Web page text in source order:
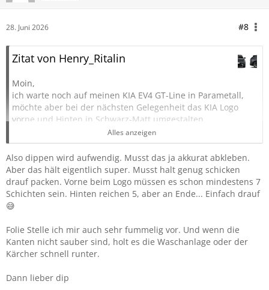
28. Juni 2026 #8
Zitat von Henry_Ritalin
Moin,
ich warte noch auf meinen KIA EV4 GT-Line in Parametall,
möchte aber bei der nächsten Gelegenheit das KIA Logo
vorne und Hinten in Schwarz-Matt umgestalten.
Man könnte es dippen, komplett entfernen und neu
aufsetzen oder einfach Überkleben.
Ich würde mich für die einfachste Variante entscheiden und
es nur überkleben.
groß das Logo vorne und hinten ist? (x cm x x cm?)
Alles anzeigen
Also dippen wird aufwendig. Musst das ja akkurat abkleben.
Aber das hält eigentlich super. Musst halt genug schicken
drauf packen. Vorne beim Logo müssen es schon mindestens 7
Schichten sein. Hinten reichen 5, aber an Ende... Einfach drauf
😅
Folie Stelle ich mir auch sehr fummelig vor. Und wenn die
Kanten nicht sauber sind, holt es die Waschanlage oder der
Kärcher schnell runter.
Dann lieber dip